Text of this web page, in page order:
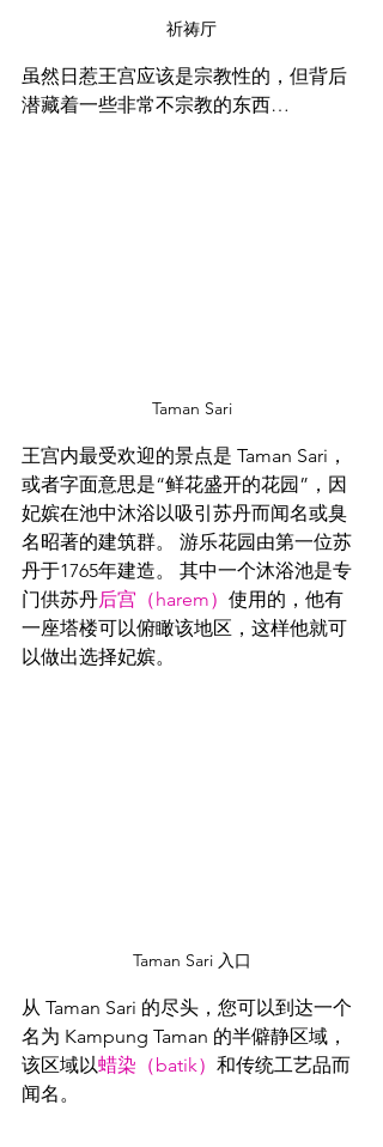
祈祷厅
虽然日惹王宫应该是宗教性的，但背后
潜藏着一些非常不宗教的东西…
Taman Sari
王宫内最受欢迎的景点是 Taman Sari，
或者字面意思是“鲜花盛开的花园”，因
妃嫔在池中沐浴以吸引苏丹而闻名或臭
名昭著的建筑群。 游乐花园由第一位苏
丹于1765年建造。 其中一个沐浴池是专
门供苏丹后宫（harem） 使用的，他有
一座塔楼可以俯瞰该地区，这样他就可
以做出选择妃嫔。
Taman Sari 入口
从 Taman Sari 的尽头，您可以到达一个
名为 Kampung Taman 的半僻静区域，
该区域以蜡染（batik） 和传统工艺品而
闻名。